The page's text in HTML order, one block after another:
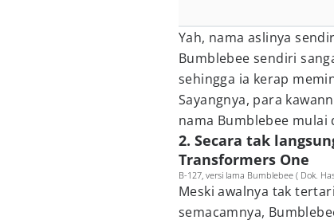
Yah, nama aslinya
Bumblebee sendiri
sehingga ia kerap
Sayangnya, para
nama Bumblebee mulai
2. Secara tak
Transformers One
B-127, versi lama Bumblebee ( Dok.
Meski awalnya tak
semacamnya,